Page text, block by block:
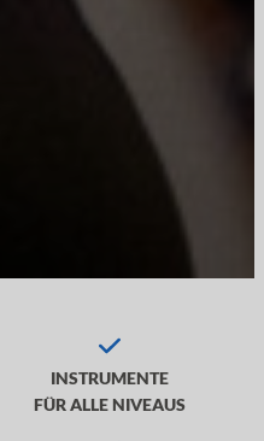
INSTRUMENTE
FÜR ALLE NIVEAUS